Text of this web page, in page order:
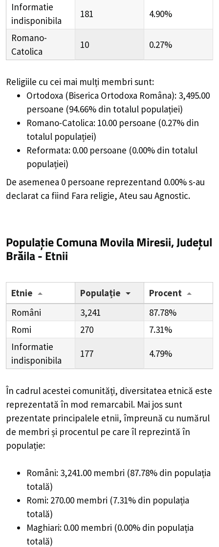
Informatie
indisponibila
181 4.90%
Romano-
Catolica
10 0.27%
Religiile cu cei mai mulți membri sunt:
Ortodoxa (Biserica Ortodoxa Româna): 3,495.00
persoane (94.66% din totalul populației)
Romano-Catolica: 10.00 persoane (0.27% din
totalul populației)
Reformata: 0.00 persoane (0.00% din totalul
populației)
De asemenea 0 persoane reprezentand 0.00% s-au
declarat ca fiind Fara religie, Ateu sau Agnostic.
Populație Comuna Movila Miresii, Județul
Brăila - Etnii
Etnie Populație
Procent
Români
3,241
87.78%
Romi
270
7.31%
Informatie
indisponibila
177 4.79%
În cadrul acestei comunități, diversitatea etnică este
reprezentată în mod remarcabil. Mai jos sunt
prezentate principalele etnii, împreună cu numărul
de membri și procentul pe care îl reprezintă în
populație:
Români: 3,241.00 membri (87.78% din populația
totală)
Romi: 270.00 membri (7.31% din populația
totală)
Maghiari: 0.00 membri (0.00% din populația
totală)